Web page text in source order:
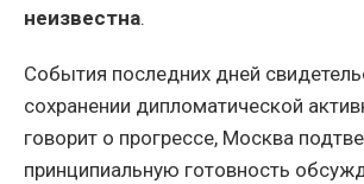
неизвестна.
События последних дней
сохранении дипломатической
говорит о прогрессе, Москва
принципиальную готовность